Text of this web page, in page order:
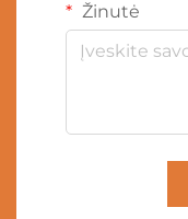
Žinutė